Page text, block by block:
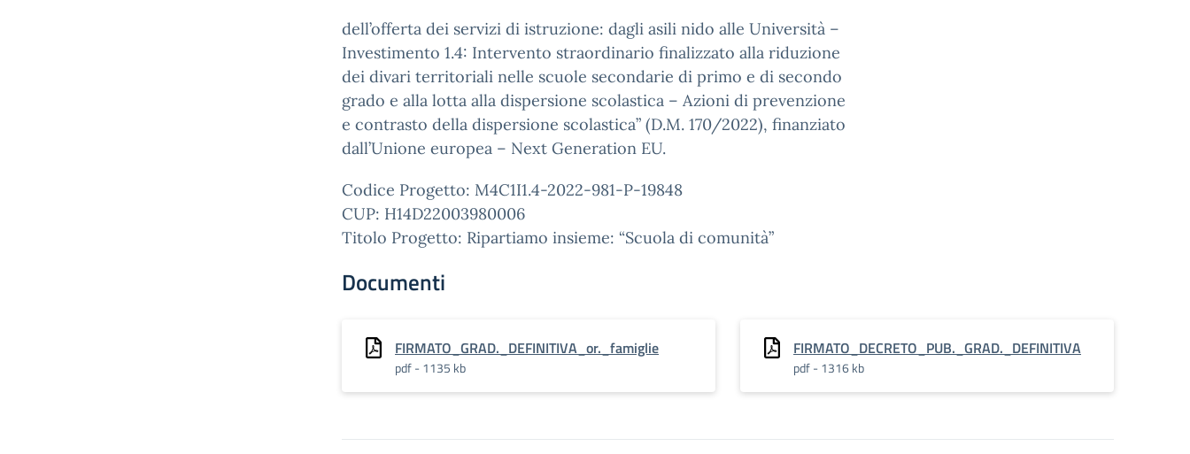
dell’offerta dei servizi di istruzione: dagli asili nido alle Università –
Investimento 1.4: Intervento straordinario finalizzato alla riduzione
dei divari territoriali nelle scuole secondarie di primo e di secondo
grado e alla lotta alla dispersione scolastica – Azioni di prevenzione
e contrasto della dispersione scolastica” (D.M. 170/2022), finanziato
dall’Unione europea – Next Generation EU.
Codice Progetto: M4C1I1.4-2022-981-P-19848
CUP: H14D22003980006
Titolo Progetto: Ripartiamo insieme: “Scuola di comunità”
Documenti
FIRMATO_GRAD._DEFINITIVA_or._famiglie
pdf - 1135 kb
FIRMATO_DECRETO_PUB._GRAD._DEFINITIVA
pdf - 1316 kb